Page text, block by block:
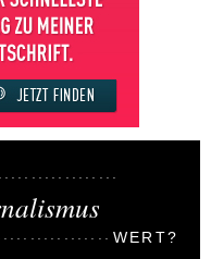
WERT?